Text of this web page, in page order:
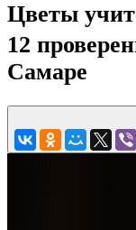
Цветы
12
Самаре